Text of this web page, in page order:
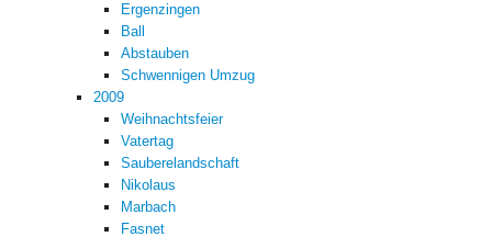
Ergenzingen
Ball
Abstauben
Schwennigen Umzug
2009
Weihnachtsfeier
Vatertag
Sauberelandschaft
Nikolaus
Marbach
Fasnet